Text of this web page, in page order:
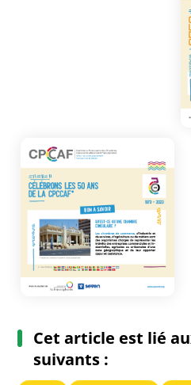
Cet article est lié
suivants :